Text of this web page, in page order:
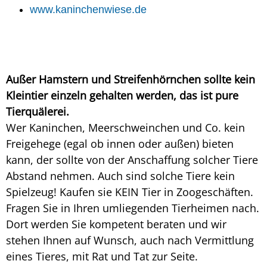
www.kaninchenwiese.de
Außer Hamstern und Streifenhörnchen sollte kein
Kleintier einzeln gehalten werden, das ist pure
Tierquälerei.
Wer Kaninchen, Meerschweinchen und Co. kein
Freigehege (egal ob innen oder außen) bieten
kann, der sollte von der Anschaffung solcher Tiere
Abstand nehmen. Auch sind solche Tiere kein
Spielzeug! Kaufen sie KEIN Tier in Zoogeschäften.
Fragen Sie in Ihren umliegenden Tierheimen nach.
Dort werden Sie kompetent beraten und wir
stehen Ihnen auf Wunsch, auch nach Vermittlung
eines Tieres, mit Rat und Tat zur Seite.